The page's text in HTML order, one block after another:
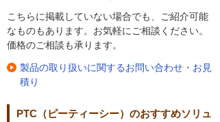
こちらに掲載していない場合でも、ご紹介可能
なものもあります。お気軽にご相談ください。
価格のご相談も承ります。
製品の取り扱いに関するお問い合わせ・お見
積り
PTC（ピーティーシー）のおすすめソリュ